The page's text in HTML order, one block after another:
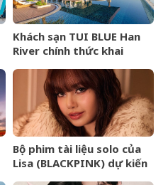
Khách sạn TUI BLUE Han
River chính thức khai
Bộ phim tài liệu solo của
Lisa (BLACKPINK) dự kiến